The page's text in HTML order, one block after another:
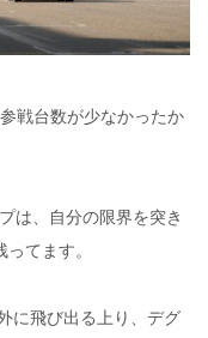
戦台数が少なかったか
は、自分の限界を突き
てます。
に飛び出る上り、デグ